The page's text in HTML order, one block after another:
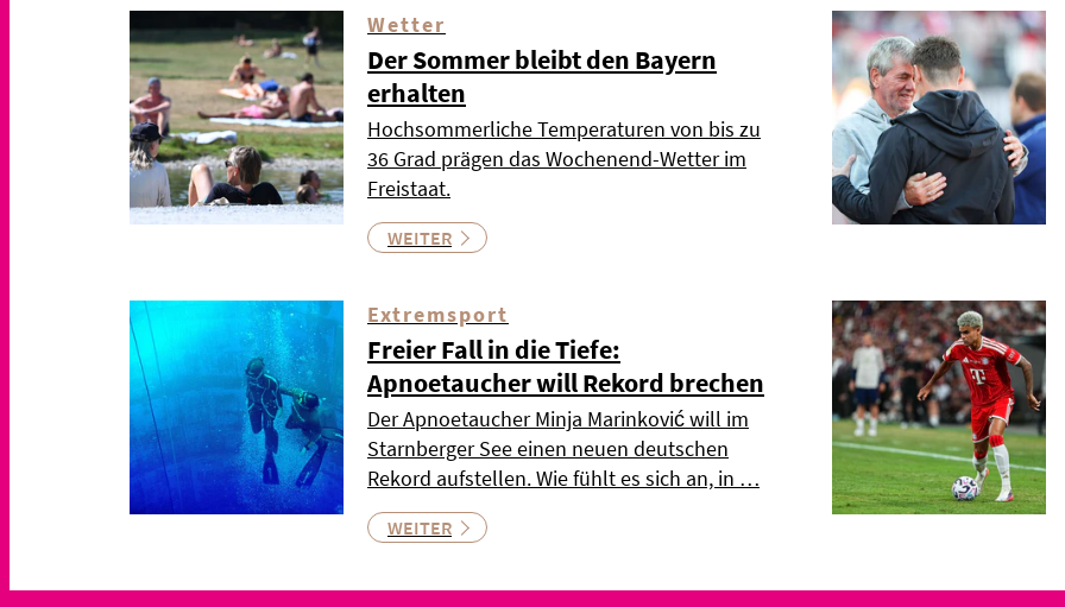
Wetter
Der Sommer bleibt den Bayern
erhalten
Hochsommerliche Temperaturen von bis zu
36 Grad prägen das Wochenend-Wetter im
Freistaat.
WEITER
Extremsport
Freier Fall in die Tiefe:
Apnoetaucher will Rekord brechen
Der Apnoetaucher Minja Marinković will im
Starnberger See einen neuen deutschen
Rekord aufstellen. Wie fühlt es sich an, in …
WEITER